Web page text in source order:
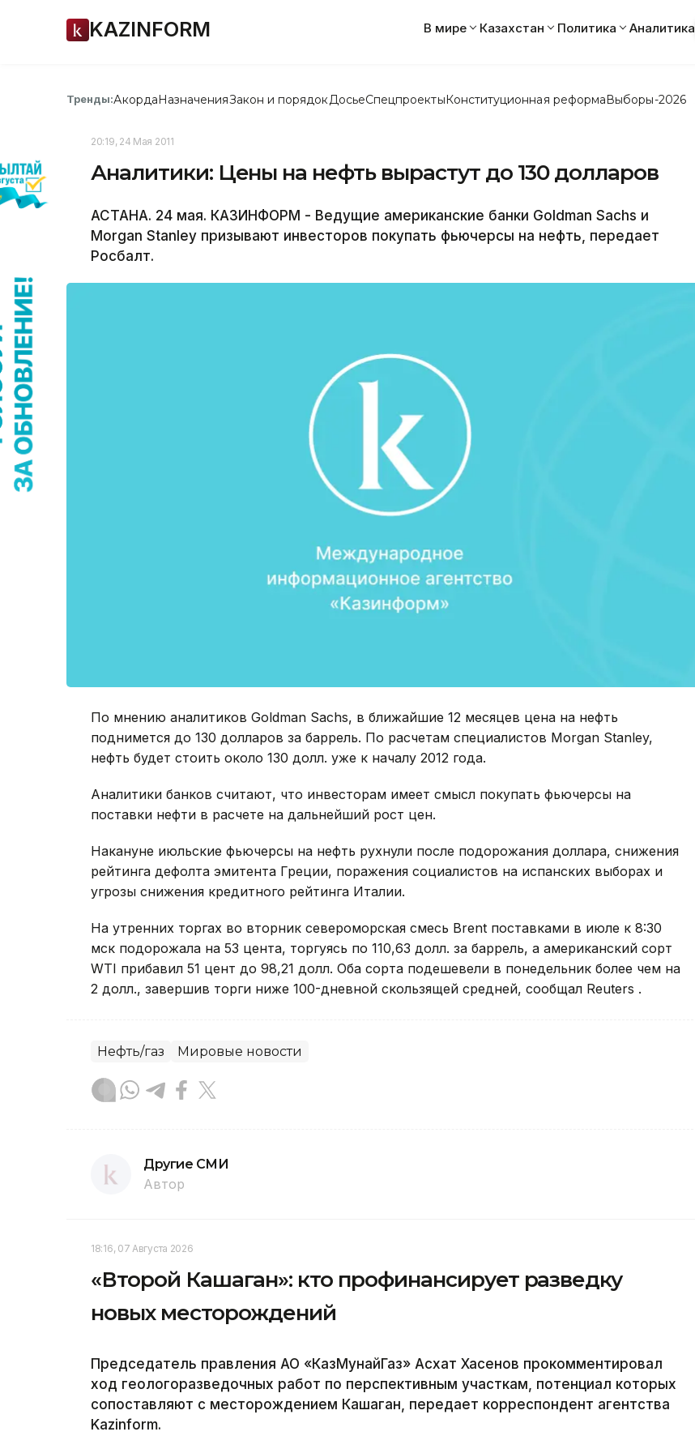
KAZINFORM В мире Казахстан Политика Аналитика
Тренды:АкордаНазначенияЗакон и порядок ДосьеСпецпроектыКонституционная реформаВыборы-2026
20:19, 24 Мая 2011
Аналитики: Цены на нефть вырастут до 130 долларов
АСТАНА. 24 мая. КАЗИНФОРМ - Ведущие американские банки Goldman Sachs и
Morgan Stanley призывают инвесторов покупать фьючерсы на нефть, передает
Росбалт.
По мнению аналитиков Goldman Sachs, в ближайшие 12 месяцев цена на нефть
поднимется до 130 долларов за баррель. По расчетам специалистов Morgan Stanley,
нефть будет стоить около 130 долл. уже к началу 2012 года.
Аналитики банков считают, что инвесторам имеет смысл покупать фьючерсы на
поставки нефти в расчете на дальнейший рост цен.
Накануне июльские фьючерсы на нефть рухнули после подорожания доллара, снижения
рейтинга дефолта эмитента Греции, поражения социалистов на испанских выборах и
угрозы снижения кредитного рейтинга Италии.
На утренних торгах во вторник североморская смесь Brent поставками в июле к 8:30
мск подорожала на 53 цента, торгуясь по 110,63 долл. за баррель, а американский сорт
WTI прибавил 51 цент до 98,21 долл. Оба сорта подешевели в понедельник более чем на
2 долл., завершив торги ниже 100-дневной скользящей средней, сообщал Reuters .
Нефть/газ Мировые новости
Другие СМИ
Автор
18:16, 07 Августа 2026
«Второй Кашаган»: кто профинансирует разведку
новых месторождений
Председатель правления АО «КазМунайГаз» Асхат Хасенов прокомментировал
ход геологоразведочных работ по перспективным участкам, потенциал которых
сопоставляют с месторождением Кашаган, передает корреспондент агентства
Kazinform.